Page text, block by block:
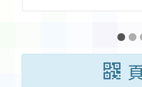
度第2梯(第3
招考)代理、
課教師甄選結